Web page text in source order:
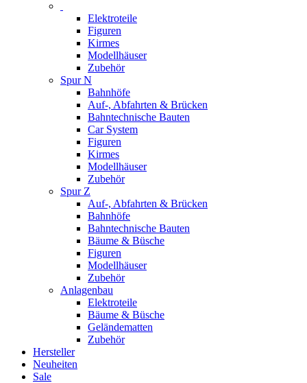
Elektroteile
Figuren
Kirmes
Modellhäuser
Zubehör
Spur N
Bahnhöfe
Auf-, Abfahrten & Brücken
Bahntechnische Bauten
Car System
Figuren
Kirmes
Modellhäuser
Zubehör
Spur Z
Auf-, Abfahrten & Brücken
Bahnhöfe
Bahntechnische Bauten
Bäume & Büsche
Figuren
Modellhäuser
Zubehör
Anlagenbau
Elektroteile
Bäume & Büsche
Geländematten
Zubehör
Hersteller
Neuheiten
Sale